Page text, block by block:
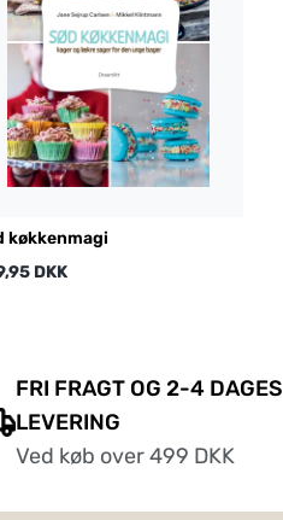
køkkenmagi
DKK
FRI FRAGT OG 2-4 DAGES
LEVERING
Ved køb over 499 DKK